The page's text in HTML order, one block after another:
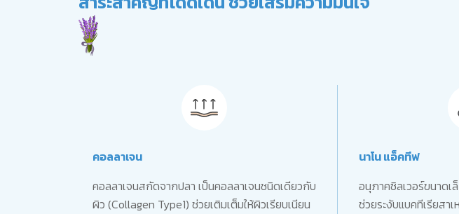
คอลลาเจน
คอลลาเจนสกัดจากปลา เป็นคอลลาเจนชนิดเดียวกับ
ผิว (Collagen Type1) ช่วยเติมเต็มให้ผิวเรียบเนียน
นาโน แอ็คทีฟ
อนุภาคซิลเวอร์ขนาดเ
ช่วยระงับแบคทีเรียสา